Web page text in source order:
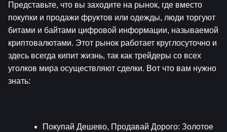
Представьте, что вы заходите на рынок, где вместо
покупки и продажи фруктов или одежды, люди торгуют
битами и байтами цифровой информации, называемой
криптовалютами. Этот рынок работает круглосуточно и
здесь всегда кипит жизнь, так как трейдеры со всех
уголков мира осуществляют сделки. Вот что вам нужно
знать:
Покупай Дешево, Продавай Дорого: Золотое